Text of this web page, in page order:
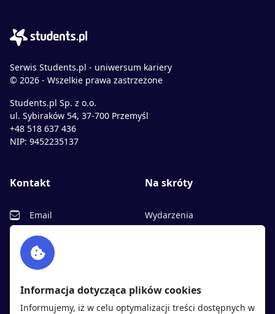
Serwis Students.pl - uniwersum kariery
© 2026 - Wszelkie prawa zastrzeżone
Students.pl Sp. z o.o.
ul. Sybiraków 54, 37-700 Przemyśl
+48 518 637 436
NIP: 9452235137
Kontakt
Email
Facebook
Twitter
Na skróty
Wydarzenia
Polityka cookies
Polityka prywatności
Informacja dotycząca plików cookies
Informujemy, iż w celu optymalizacji treści dostępnych w